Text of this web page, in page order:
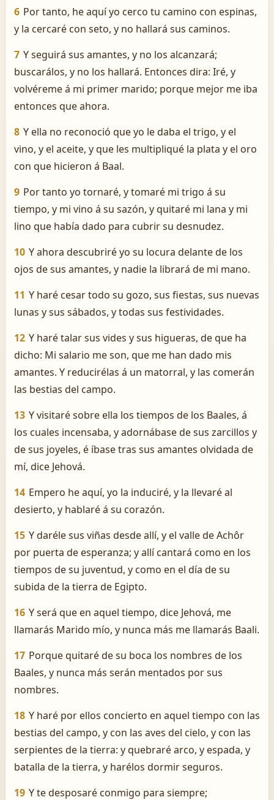
6 Por tanto, he aquí yo cerco tu camino con espinas,
y la cercaré con seto, y no hallará sus caminos.
7 Y seguirá sus amantes, y no los alcanzará;
buscarálos, y no los hallará. Entonces dira: Iré, y
volvéreme á mi primer marido; porque mejor me iba
entonces que ahora.
8 Y ella no reconoció que yo le daba el trigo, y el
vino, y el aceite, y que les multipliqué la plata y el oro
con que hicieron á Baal.
9 Por tanto yo tornaré, y tomaré mi trigo á su
tiempo, y mi vino á su sazón, y quitaré mi lana y mi
lino que había dado para cubrir su desnudez.
10 Y ahora descubriré yo su locura delante de los
ojos de sus amantes, y nadie la librará de mi mano.
11 Y haré cesar todo su gozo, sus fiestas, sus nuevas
lunas y sus sábados, y todas sus festividades.
12 Y haré talar sus vides y sus higueras, de que ha
dicho: Mi salario me son, que me han dado mis
amantes. Y reducirélas á un matorral, y las comerán
las bestias del campo.
13 Y visitaré sobre ella los tiempos de los Baales, á
los cuales incensaba, y adornábase de sus zarcillos y
de sus joyeles, é íbase tras sus amantes olvidada de
mí, dice Jehová.
14 Empero he aquí, yo la induciré, y la llevaré al
desierto, y hablaré á su corazón.
15 Y daréle sus viñas desde allí, y el valle de Achôr
por puerta de esperanza; y allí cantará como en los
tiempos de su juventud, y como en el día de su
subida de la tierra de Egipto.
16 Y será que en aquel tiempo, dice Jehová, me
llamarás Marido mío, y nunca más me llamarás Baali.
17 Porque quitaré de su boca los nombres de los
Baales, y nunca más serán mentados por sus
nombres.
18 Y haré por ellos concierto en aquel tiempo con las
bestias del campo, y con las aves del cielo, y con las
serpientes de la tierra: y quebraré arco, y espada, y
batalla de la tierra, y harélos dormir seguros.
19 Y te desposaré conmigo para siempre;